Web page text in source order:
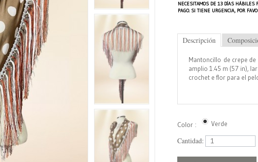
NECESITAMOS DE 13 DÍAS HÁBILES
PAGO. SI TIENE URGENCIA, POR
Descripción
Mantoncillo de crepe
amplio 1.45 m (57 in),
crochet e flor para el
Color : Verde
Cantidad: